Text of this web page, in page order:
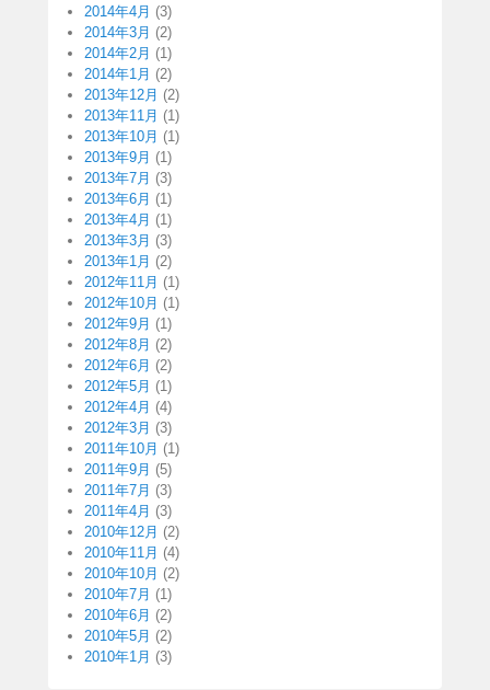
2014年4月 (3)
2014年3月 (2)
2014年2月 (1)
2014年1月 (2)
2013年12月 (2)
2013年11月 (1)
2013年10月 (1)
2013年9月 (1)
2013年7月 (3)
2013年6月 (1)
2013年4月 (1)
2013年3月 (3)
2013年1月 (2)
2012年11月 (1)
2012年10月 (1)
2012年9月 (1)
2012年8月 (2)
2012年6月 (2)
2012年5月 (1)
2012年4月 (4)
2012年3月 (3)
2011年10月 (1)
2011年9月 (5)
2011年7月 (3)
2011年4月 (3)
2010年12月 (2)
2010年11月 (4)
2010年10月 (2)
2010年7月 (1)
2010年6月 (2)
2010年5月 (2)
2010年1月 (3)